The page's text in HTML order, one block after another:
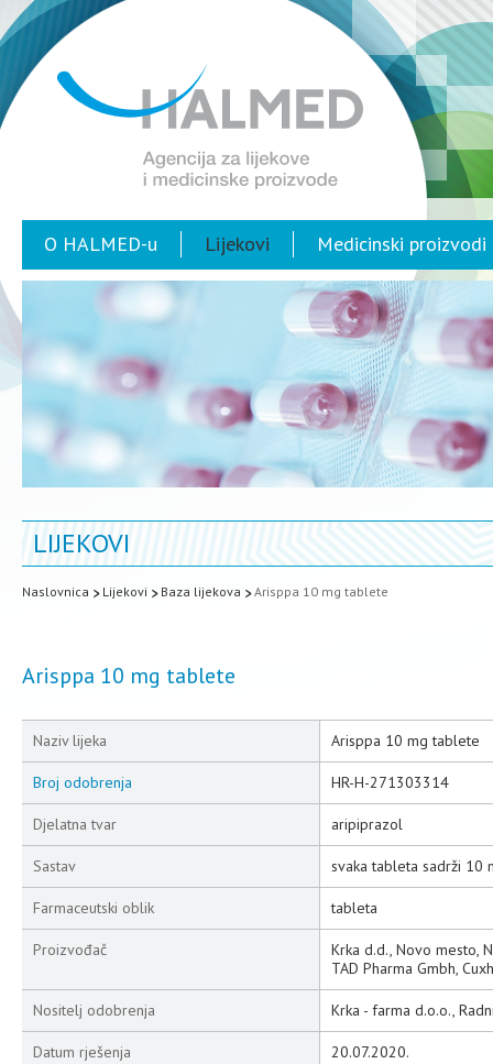
O HALMED-u Lijekovi Medicinski proizvodi
LIJEKOVI
Naslovnica Lijekovi Baza lijekova Arisppa 10 mg tablete
Arisppa 10 mg tablete
Naziv lijeka Arisppa 10 mg tablete
Broj odobrenja HR-H-271303314
Djelatna tvar aripiprazol
Sastav svaka tableta sadrži 10
Farmaceutski oblik tableta
Proizvođač
Krka d.d., Novo mesto,
TAD Pharma Gmbh,
Nositelj odobrenja Krka - farma d.o.o.,
Datum rješenja 20.07.2020.